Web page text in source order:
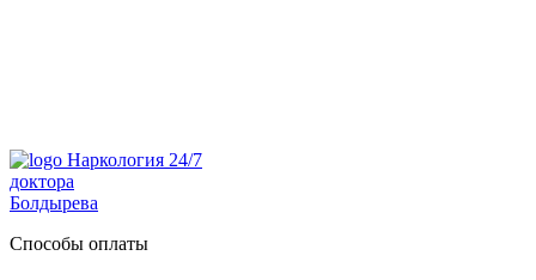
Наркология 24/7
доктора
Болдырева
Способы оплаты